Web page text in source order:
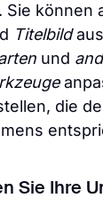
Sie können
Titelbild
und
die
Sie Ihre